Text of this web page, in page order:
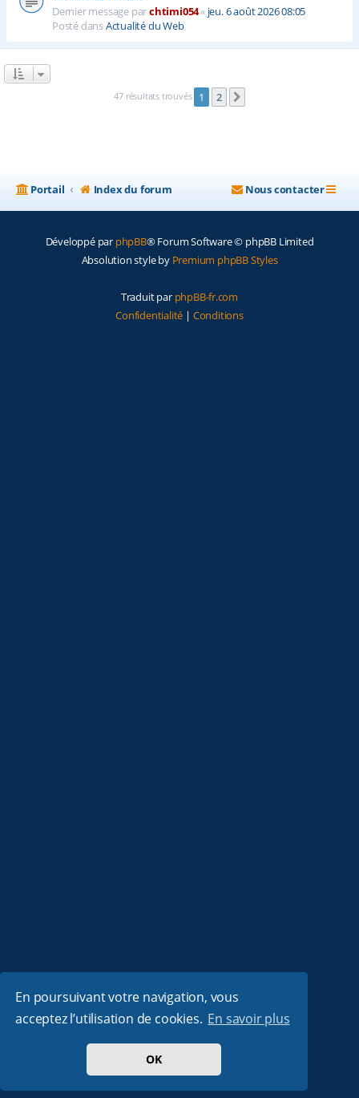
En poursuivant votre navigation, vous
acceptez l’utilisation de cookies. En savoir plus
OK
Dernier message parchtimi054« jeu. 6 août 2026 08:05
Posté dansActualité du Web
47 résultats trouvés 1 2
Portail Index du forum Nous contacter
Développé par phpBB® Forum Software © phpBB Limited
Absolution style by Premium phpBB Styles
Traduit par phpBB-fr.com
Confidentialité | Conditions